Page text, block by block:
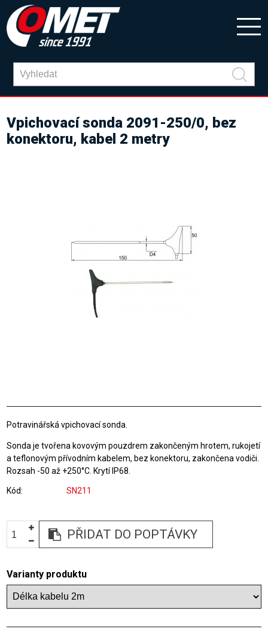
Vpichovací sonda 2091-250/0, bez
konektoru, kabel 2 metry
Potravinářská vpichovací sonda.
Sonda je tvořena kovovým pouzdrem zakončeným hrotem, rukojetí
a teflonovým přívodním kabelem, bez konektoru, zakončena vodiči.
Rozsah -50 až +250°C. Krytí IP68.
Kód SN211
PŘIDAT DO POPTÁVKY
Varianty produktu